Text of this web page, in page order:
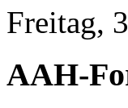
Freitag,
AAH-